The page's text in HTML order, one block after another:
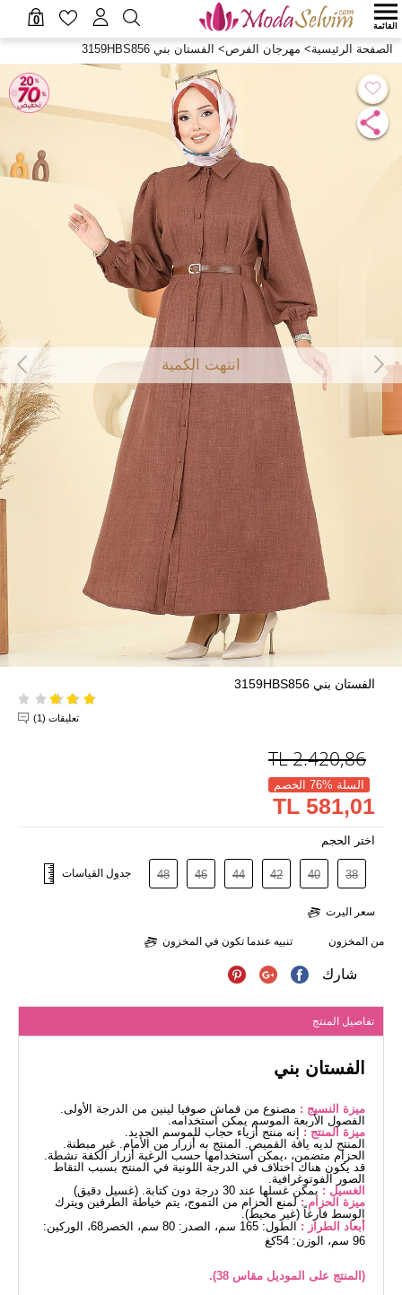
0 القائمة
الصفحة الرئيسية> مهرجان الفرص> الفستان بني 3159HBS856
انتهت الكمية
الفستان بني 3159HBS856
تعليقات (1)
2.420,86
TL
السلة %76 الخصم
581,01 TL
اختر الحجم
38
40
42
44
46
48 جدول القياسات
سعر اليرت
من المخزون تنبيه عندما تكون في المخزون
شارك
تفاصيل المنتج
الفستان بني
ميزة النسيج : مصنوع من قماش صوفيا لينين من الدرجة الأولى.
الفصول الأربعة الموسم يمكن استخدامه.
ميزة المنتج : إنه منتج أزياء حجاب للموسم الجديد.
المنتج لديه ياقة القميص. المنتج به أزرار من الأمام. غير مبطنة.
الحزام متضمن، ،يمكن استخدامها حسب الرغبة أزرار الكفة نشطة.
قد يكون هناك اختلاف في الدرجة اللونية في المنتج بسبب التقاط
الصور الفوتوغرافية.
الغسيل : يمكن غسلها عند 30 درجة دون كتابة. (غسيل دقيق)
ميزة الحزام : لمنع الحزام من التموج، يتم خياطة الطرفين ويترك
الوسط فارغاً (غير مخيط).
أبعاد الطراز :
الطول: 165 سم، الصدر: 80 سم، الخصر68، الوركين:
96 سم، الوزن: 54كغ
(المنتج على الموديل مقاس 38).